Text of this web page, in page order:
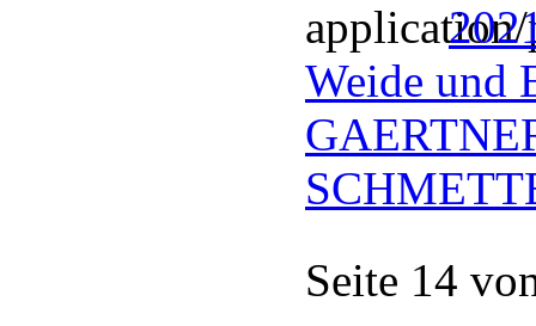
Weide und
Seite 14